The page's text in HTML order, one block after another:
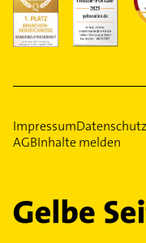
Impressum
AGBInhalte melden